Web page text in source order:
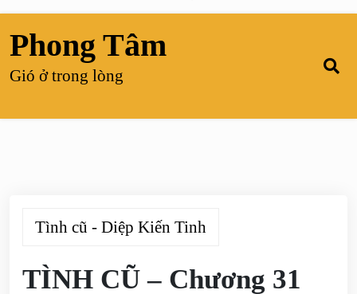
Phong Tâm
Gió ở trong lòng
Tình cũ - Diệp Kiến Tinh
TÌNH CŨ – Chương 31